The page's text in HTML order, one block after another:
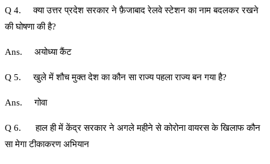
Q 4. क्या उत्तर प्रदेश सरकार ने फ़ैजाबाद रेलवे स्टेशन का नाम बदलकर रखने
की घोषणा की है?
Ans. अयोध्या कैंट
Q 5. खुले में शौच मुक्त देश का कौन सा राज्य पहला राज्य बन गया है?
Ans. गोवा
Q 6. हाल ही में केंद्र सरकार ने अगले महीने से कोरोना वायरस के खिलाफ कौन
सा मेगा टीकाकरण अभियान